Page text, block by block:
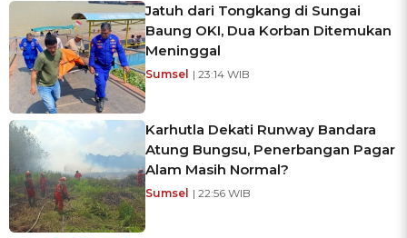
Jatuh dari Tongkang di Sungai
Baung OKI, Dua Korban Ditemukan
Meninggal
Sumsel | 23:14 WIB
Karhutla Dekati Runway Bandara
Atung Bungsu, Penerbangan Pagar
Alam Masih Normal?
Sumsel | 22:56 WIB